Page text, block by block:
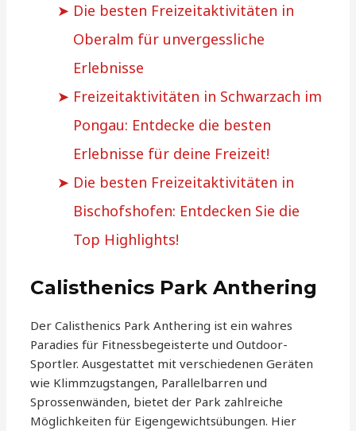
Die besten Freizeitaktivitäten in
Oberalm für unvergessliche
Erlebnisse
Freizeitaktivitäten in Schwarzach im
Pongau: Entdecke die besten
Erlebnisse für deine Freizeit!
Die besten Freizeitaktivitäten in
Bischofshofen: Entdecken Sie die
Top Highlights!
Calisthenics Park Anthering
Der Calisthenics Park Anthering ist ein wahres
Paradies für Fitnessbegeisterte und Outdoor-
Sportler. Ausgestattet mit verschiedenen Geräten
wie Klimmzugstangen, Parallelbarren und
Sprossenwänden, bietet der Park zahlreiche
Möglichkeiten für Eigengewichtsübungen. Hier